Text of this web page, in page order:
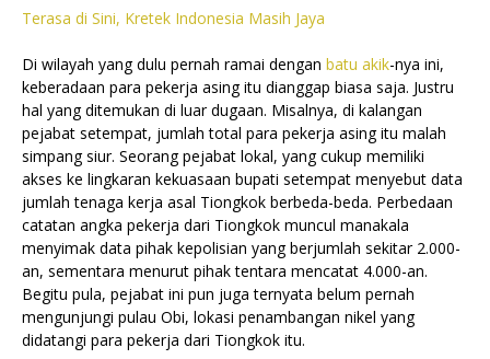
Terasa di Sini, Kretek Indonesia Masih Jaya
Di wilayah yang dulu pernah ramai dengan batu akik-nya ini,
keberadaan para pekerja asing itu dianggap biasa saja. Justru
hal yang ditemukan di luar dugaan. Misalnya, di kalangan
pejabat setempat, jumlah total para pekerja asing itu malah
simpang siur. Seorang pejabat lokal, yang cukup memiliki
akses ke lingkaran kekuasaan bupati setempat menyebut data
jumlah tenaga kerja asal Tiongkok berbeda-beda. Perbedaan
catatan angka pekerja dari Tiongkok muncul manakala
menyimak data pihak kepolisian yang berjumlah sekitar 2.000-
an, sementara menurut pihak tentara mencatat 4.000-an.
Begitu pula, pejabat ini pun juga ternyata belum pernah
mengunjungi pulau Obi, lokasi penambangan nikel yang
didatangi para pekerja dari Tiongkok itu.